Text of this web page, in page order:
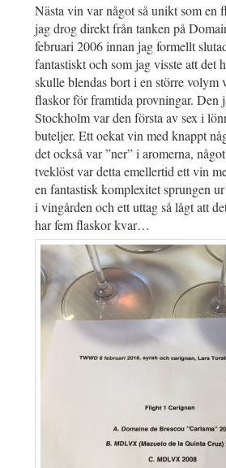
Nästa vin var något så unikt som en
jag drog direkt från tanken på
februari 2006 innan jag formellt
fantastiskt och som jag visste att det
skulle blendas bort i en större volym
flaskor för framtida provningar. Den
Stockholm var den första av sex i
buteljer. Ett oekat vin med knappt
det också var ”ner” i aromerna,
tveklöst var detta emellertid ett vin
en fantastisk komplexitet sprungen
i vingården och ett uttag så lågt att
har fem flaskor kvar…